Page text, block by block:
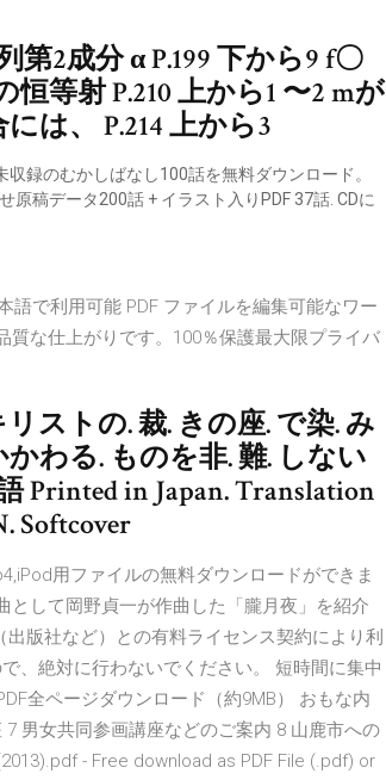
2成分 α P.199 下から9 f〇
等射 P.210 上から1 〜2 mが
は、 P.214 上から3
録のむかしばなし100話を無料ダウンロード。
稿データ200話 + イラスト入りPDF 37話. CDに
語で利用可能 PDF ファイルを編集可能なワー
質な仕上がりです。100％保護最大限プライバ
ストの. 裁. きの座. で染. み
わる. ものを非. 難. しない
Printed in Japan. Translation
Softcover
用ファイルの無料ダウンロードができま
として岡野貞一が作曲した「朧月夜」を紹介
版社など）との有料ライセンス契約により利
、絶対に行わないでください。 短時間に集中
全ページダウンロード（約9MB） おもな内
男女共同参画講座などのご案内 8 山鹿市への
- Free download as PDF File (.pdf) or